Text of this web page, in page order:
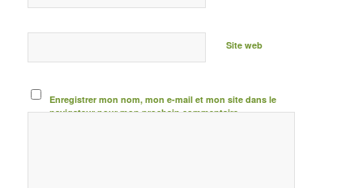
Site web
Enregistrer mon nom, mon e-mail et mon site dans le
navigateur pour mon prochain commentaire.